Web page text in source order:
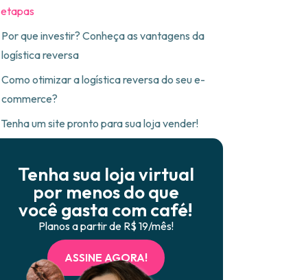
etapas
Por que investir? Conheça as vantagens da
logística reversa
Como otimizar a logística reversa do seu e-
commerce?
Tenha um site pronto para sua loja vender!
Tenha sua loja virtual
por menos do que
você gasta com café!
Planos a partir de R$ 19/mês!
ASSINE AGORA!